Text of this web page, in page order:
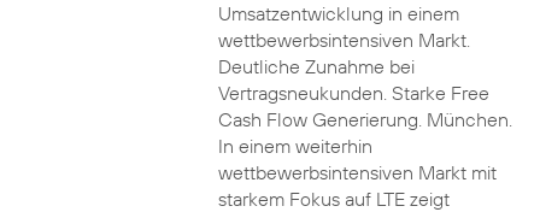
Umsatzentwicklung in einem
wettbewerbsintensiven Markt.
Deutliche Zunahme bei
Vertragsneukunden. Starke Free
Cash Flow Generierung. München.
In einem weiterhin
wettbewerbsintensiven Markt mit
starkem Fokus auf LTE zeigt